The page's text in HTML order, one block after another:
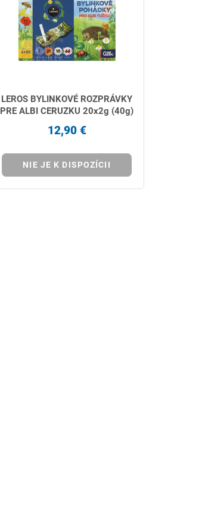
LEROS BYLINKOVÉ ROZPRÁVKY
PRE ALBI CERUZKU 20x2g (40g)
12,90 €
NIE JE K DISPOZÍCII